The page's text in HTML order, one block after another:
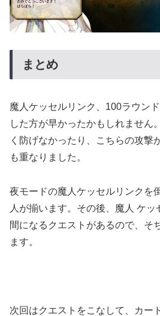
まとめ
魔人ケッセルリンク、100ラウン
した方が早かったかもしれません
く防げなかったり、こちらの攻撃
も重なりました。
夜モードの魔人ケッセルリンクを
人が揃います。その後、魔人 ケ
間になるクエストがあるので、そ
ます。
次回はクエストをこなして、カー